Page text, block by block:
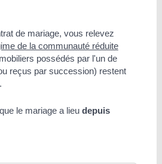
de mariage, vous relevez
de la communauté réduite
possédés par l'un de
reçus par succession) restent
le mariage a lieu depuis